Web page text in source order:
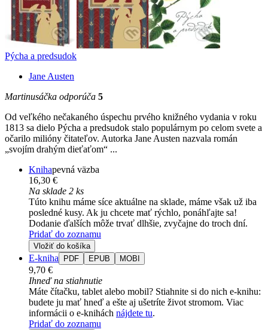
Pýcha a predsudok
Jane Austen
Martinusáčka odporúča 5
Od veľkého nečakaného úspechu prvého knižného vydania v roku
1813 sa dielo Pýcha a predsudok stalo populárnym po celom svete a
očarilo milióny čitateľov. Autorka Jane Austen nazvala román
„svojím drahým dieťaťom“ ...
Knihapevná väzba
16,30 €
Na sklade 2 ks
Túto knihu máme síce aktuálne na sklade, máme však už iba
posledné kusy. Ak ju chcete mať rýchlo, ponáhľajte sa!
Dodanie ďalších môže trvať dlhšie, zvyčajne do troch dní.
Pridať do zoznamu
Vložiť do košíka
E-kniha PDF EPUB MOBI
9,70 €
Ihneď na stiahnutie
Máte čítačku, tablet alebo mobil? Stiahnite si do nich e-knihu:
budete ju mať hneď a ešte aj ušetríte život stromom. Viac
informácii o e-knihách nájdete tu.
Pridať do zoznamu